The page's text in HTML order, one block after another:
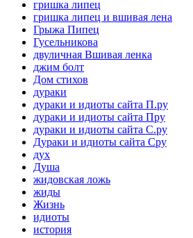
гришка липец
гришка липец и вшивая лена
Грыжа Пипец
Гусельникова
двуличная Вшивая ленка
джим болт
Дом стихов
дураки
дураки и идиоты сайта П.ру
дураки и идиоты сайта Пру
дураки и идиоты сайта С.ру
Дураки и идиоты сайта Сру
дух
Душа
жидовская ложь
жиды
Жизнь
идиоты
история